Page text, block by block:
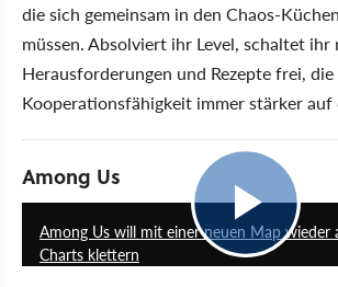
die sich gemeinsam in den Chaos-
müssen. Absolviert ihr Level, schaltet ihr
Herausforderungen und Rezepte frei, die
Kooperationsfähigkeit immer stärker auf
Among Us
Among Us will mit einer neuen Map wieder
Charts klettern